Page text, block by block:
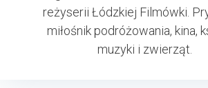
reżyserii Łódzkiej Filmówki.
miłośnik podróżowania, kina,
muzyki i zwierząt.